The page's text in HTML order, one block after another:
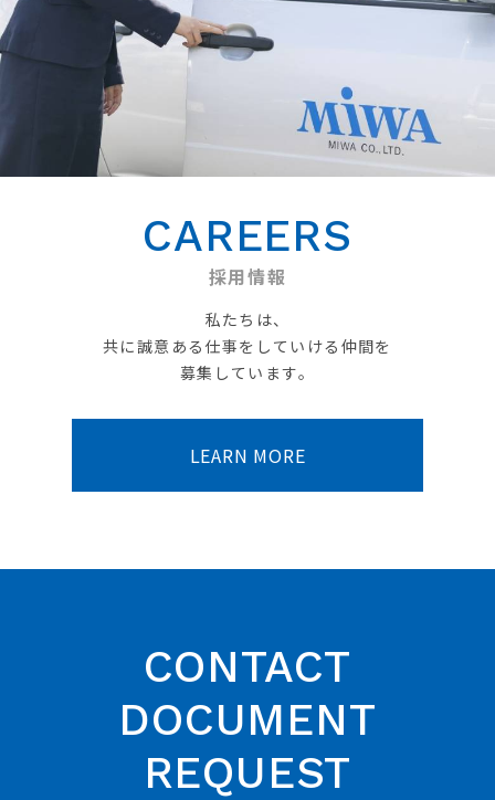
CAREERS
採用情報
私たちは、
共に誠意ある仕事をしていける仲間を
募集しています。
LEARN MORE
CONTACT
DOCUMENT
REQUEST